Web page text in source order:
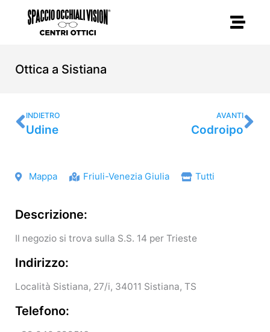
contenuto
Ottica a Sistiana
Precedente
INDIETRO
Udine
AVANTI
Codroipo
Mappa Friuli-Venezia Giulia Tutti
Descrizione:
Il negozio si trova sulla S.S. 14 per Trieste
Indirizzo:
Località Sistiana, 27/i, 34011 Sistiana, TS
Telefono: